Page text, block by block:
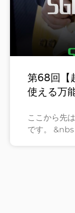
第68回【
使える万
ここから先
です。 &nbs